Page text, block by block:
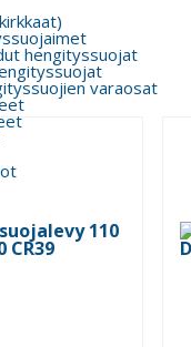
hengityssuojat
varaosat